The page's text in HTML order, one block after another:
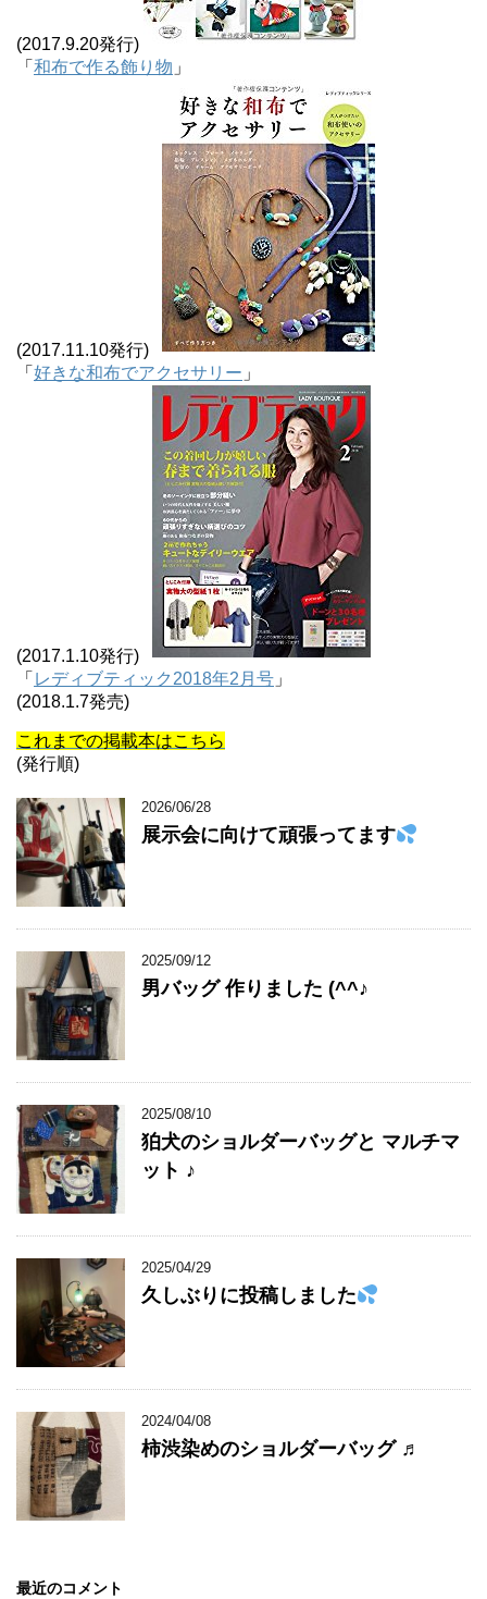
(2017.9.20発行)
「 和布で作る飾り物 」
(2017.11.10発行)
「 好きな和布でアクセサリー 」
(2017.1.10発行)
「 レディブティック2018年2月号 」
(2018.1.7発売)
これまでの掲載本はこちら
(発行順)
2026/06/28
展示会に向けて頑張ってます
2025/09/12
男バッグ 作りました (^^♪
2025/08/10
狛犬のショルダーバッグと マルチマ
ット ♪
2025/04/29
久しぶりに投稿しました
2024/04/08
柿渋染めのショルダーバッグ ♬
最近のコメント